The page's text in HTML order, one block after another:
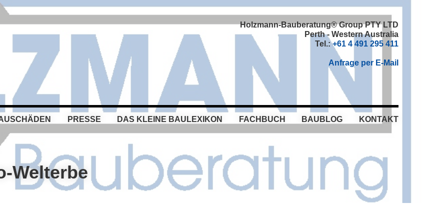
Holzmann-Bauberatung® Group PTY LTD
Perth - Western Australia
Tel.:+61 4 491 295 411
Anfrage per E-Mail
PRESSE DAS KLEINE BAULEXIKON FACHBUCH BAUBLOG KONTAKT
Welterbe